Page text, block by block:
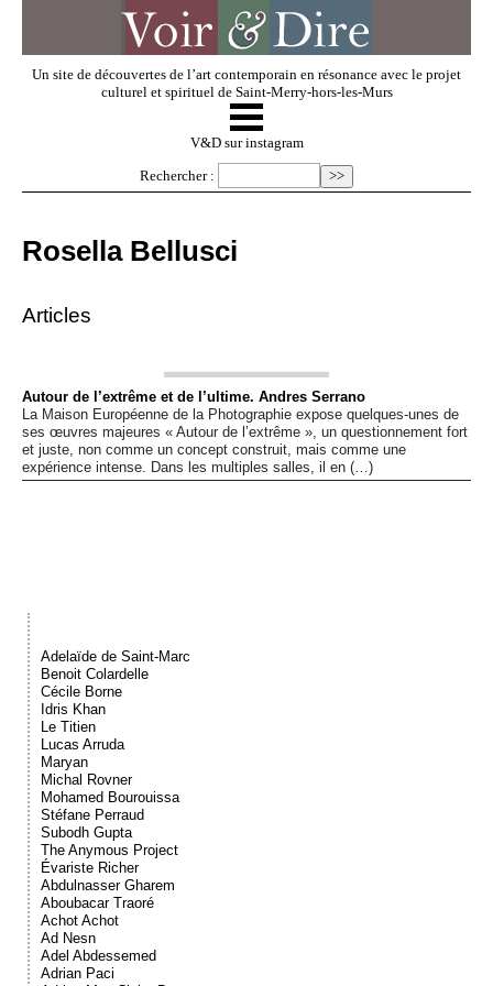
Un site de découvertes de l’art contemporain en résonance avec le projet
culturel et spirituel de Saint-Merry-hors-les-Murs
V & D
Dossiers
☰
V&D sur instagram
Rechercher :
Rosella Bellusci
Articles
Autour de l’extrême et de l’ultime. Andres Serrano
La Maison Européenne de la Photographie expose quelques-unes de
ses œuvres majeures « Autour de l’extrême », un questionnement fort
et juste, non comme un concept construit, mais comme une
expérience intense. Dans les multiples salles, il en (…)
Adelaïde de Saint-Marc
Benoit Colardelle
Cécile Borne
Idris Khan
Le Titien
Lucas Arruda
Maryan
Michal Rovner
Mohamed Bourouissa
Stéfane Perraud
Subodh Gupta
The Anymous Project
Évariste Richer
Abdulnasser Gharem
Aboubacar Traoré
Achot Achot
Ad Nesn
Adel Abdessemed
Adrian Paci